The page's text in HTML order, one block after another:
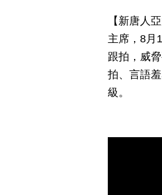
【新唐人
主席，8月
跟拍，威
拍、言語
級。